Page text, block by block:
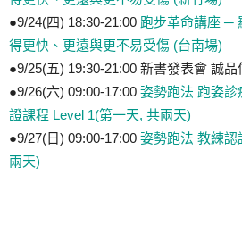
●9/24(四) 18:30-21:00 跑步革命講座 ─
得更快、更遠與更不易受傷 (台南場)
●9/25(五) 19:30-21:00 新書發表會 誠品
●9/26(六) 09:00-17:00 姿勢跑法 跑姿診
證課程 Level 1(第一天, 共兩天)
●9/27(日) 09:00-17:00 姿勢跑法 教練認
兩天)